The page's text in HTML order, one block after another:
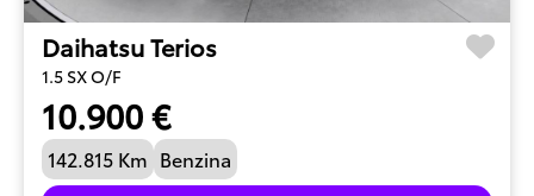
Daihatsu Terios
1.5 SX O/F
10.900 €
142.815 Km Benzina